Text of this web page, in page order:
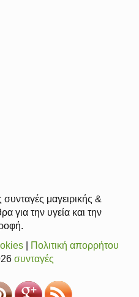
μαγειρικής &
για την υγεία και την
|
Πολιτική απορρήτου
συνταγές